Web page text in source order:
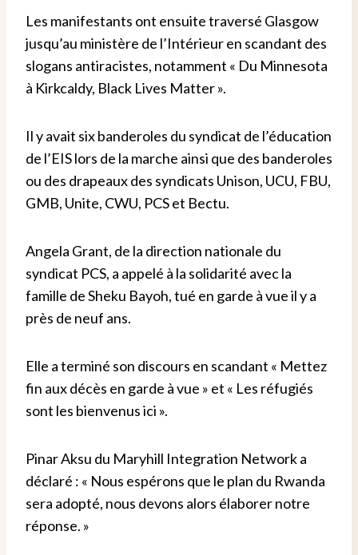
Les manifestants ont ensuite traversé Glasgow
jusqu’au ministère de l’Intérieur en scandant des
slogans antiracistes, notamment « Du Minnesota
à Kirkcaldy, Black Lives Matter ».
Il y avait six banderoles du syndicat de l’éducation
de l’EIS lors de la marche ainsi que des banderoles
ou des drapeaux des syndicats Unison, UCU, FBU,
GMB, Unite, CWU, PCS et Bectu.
Angela Grant, de la direction nationale du
syndicat PCS, a appelé à la solidarité avec la
famille de Sheku Bayoh, tué en garde à vue il y a
près de neuf ans.
Elle a terminé son discours en scandant « Mettez
fin aux décès en garde à vue » et « Les réfugiés
sont les bienvenus ici ».
Pinar Aksu du Maryhill Integration Network a
déclaré : « Nous espérons que le plan du Rwanda
sera adopté, nous devons alors élaborer notre
réponse. »